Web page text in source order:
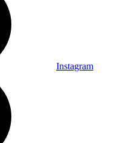
Instagram